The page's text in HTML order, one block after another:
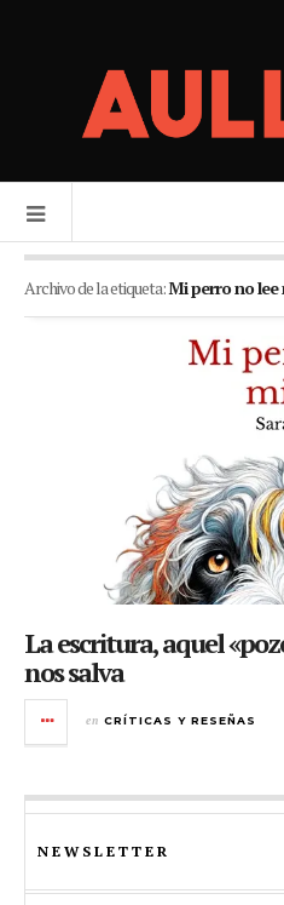
Archivo de la etiqueta:Mi perro no lee
La escritura, aquel
nos salva
en CRÍTICAS Y RESEÑAS
NEWSLETTER